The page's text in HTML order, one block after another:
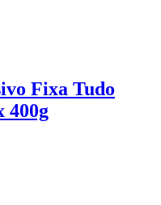
Fixa Tudo
400g